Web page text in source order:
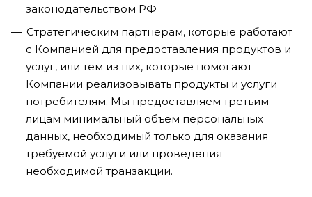
законодательством РФ
Стратегическим партнерам, которые работают
с Компанией для предоставления продуктов и
услуг, или тем из них, которые помогают
Компании реализовывать продукты и услуги
потребителям. Мы предоставляем третьим
лицам минимальный объем персональных
данных, необходимый только для оказания
требуемой услуги или проведения
необходимой транзакции.